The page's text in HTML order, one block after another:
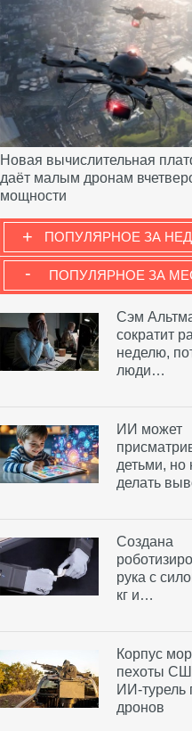
Новая вычислительная
даёт малым дронам
мощности
ПОПУЛЯРНОЕ ЗА
+
ПОПУЛЯРНОЕ ЗА
-
Сэм
сократит
неделю,
люди…
ИИ может
детьми, но
делать
Создана
рука с
кг и…
Корпус
пехоты
ИИ-турель
дронов